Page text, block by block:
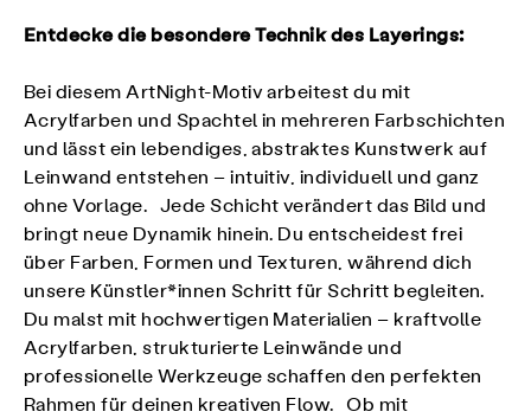
Entdecke die besondere Technik des Layerings:
Bei diesem ArtNight-Motiv arbeitest du mit
Acrylfarben und Spachtel in mehreren Farbschichten
und lässt ein lebendiges, abstraktes Kunstwerk auf
Leinwand entstehen – intuitiv, individuell und ganz
ohne Vorlage. Jede Schicht verändert das Bild und
bringt neue Dynamik hinein. Du entscheidest frei
über Farben, Formen und Texturen, während dich
unsere Künstler*innen Schritt für Schritt begleiten.
Du malst mit hochwertigen Materialien – kraftvolle
Acrylfarben, strukturierte Leinwände und
professionelle Werkzeuge schaffen den perfekten
Rahmen für deinen kreativen Flow. Ob mit